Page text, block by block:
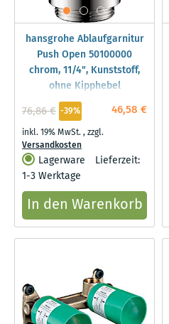
hansgrohe Ablaufgarnitur
Push Open 50100000
chrom, 11/4", Kunststoff,
ohne Kipphebel
46,58 €
76,86 € -39%
inkl. 19% MwSt.,zzgl.
Versandkosten
Lagerware
Lieferzeit:
1-3 Werktage
In den Warenkorb